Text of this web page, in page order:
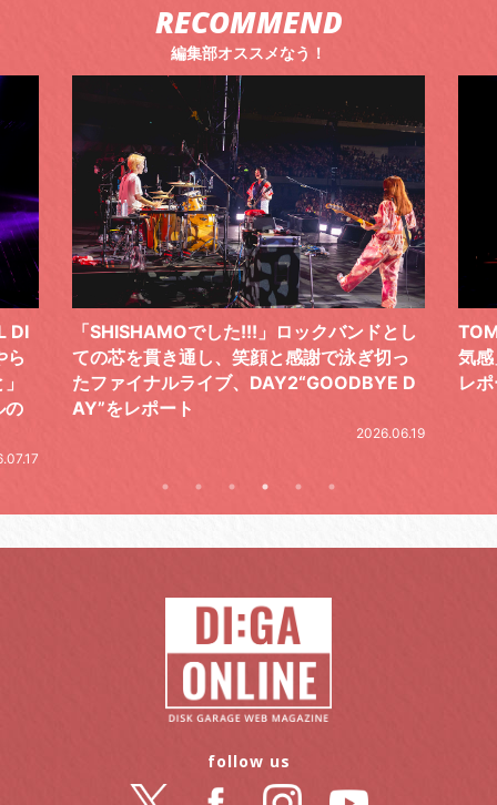
RECOMMEND
編集部オススメなう！
し
っ
D
TOMOO、３台の鍵盤で「6月から7月の空
気感」を鮮やかに描いた、FC限定ライブを
レポート
筋
の
と
follow us